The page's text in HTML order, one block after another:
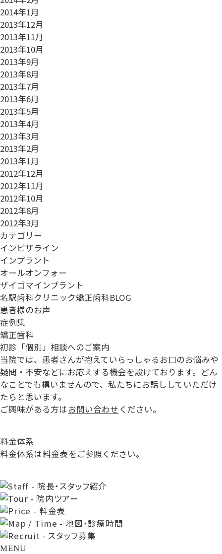
2014年1月
2013年12月
2013年11月
2013年10月
2013年9月
2013年8月
2013年7月
2013年6月
2013年5月
2013年4月
2013年3月
2013年2月
2013年1月
2012年12月
2012年11月
2012年10月
2012年8月
2012年3月
カテゴリー
インビザライン
インプラント
オールオンフォー
ザイゴマインプラント
名駅歯科クリニック矯正歯科BLOG
患者様のお声
症例集
矯正歯科
初診「個別」相談へのご案内
当院では、患者さんが抱えていらっしゃるお口のお悩みや
疑問・不安などにお応えする機会を設けております。どん
なことでも構いませんので、私たちにお話ししていただけ
たらと思います。
ご興味がある方はお問い合わせ ください。
料金体系
料金体系は料金表をご参照ください。
MENU